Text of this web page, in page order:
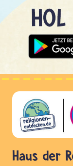
Haus der